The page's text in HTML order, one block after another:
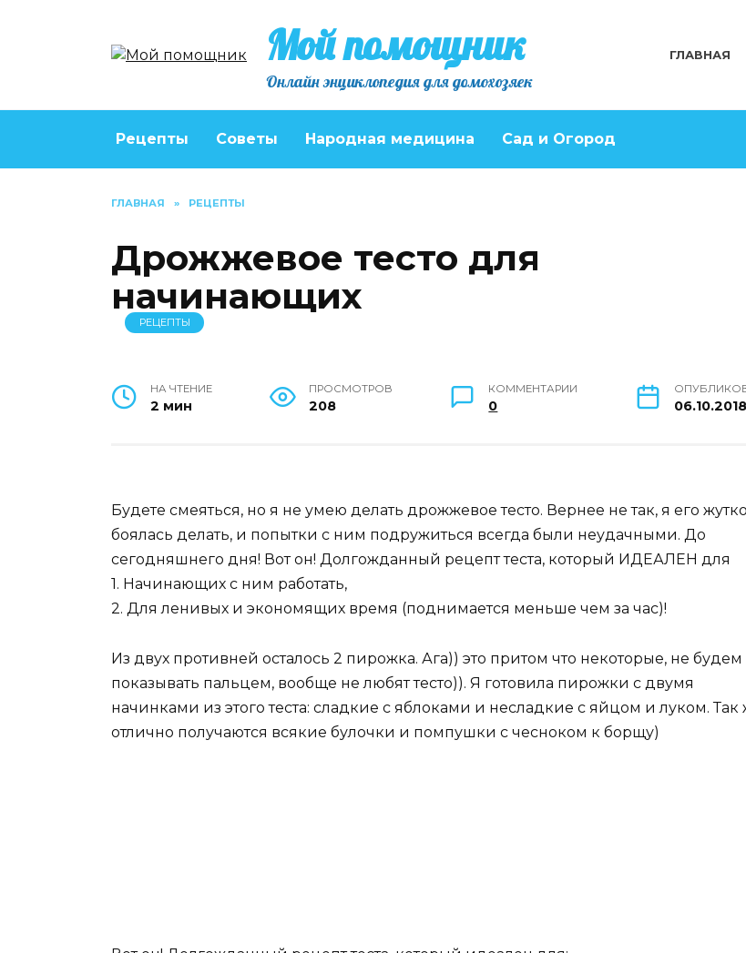
Мой помощник
Онлайн энциклопедия для домохозяек
ГЛАВНАЯ
Рецепты Советы Народная медицина Сад и Огород
ГЛАВНАЯ » РЕЦЕПТЫ
Дрожжевое тесто для
начинающих
РЕЦЕПТЫ
НА ЧТЕНИЕ
2 мин
ПРОСМОТРОВ
208
КОММЕНТАРИИ
0 06.10.2018
Будете смеяться, но я не умею делать дрожжевое тесто. Вернее не так, я его жутко
боялась делать, и попытки с ним подружиться всегда были неудачными. До
сегодняшнего дня! Вот он! Долгожданный рецепт теста, который ИДЕАЛЕН для
1. Начинающих с ним работать,
2. Для ленивых и экономящих время (поднимается меньше чем за час)!
Из двух противней осталось 2 пирожка. Ага)) это притом что некоторые, не будем
показывать пальцем, вообще не любят тесто)). Я готовила пирожки с двумя
начинками из этого теста: сладкие с яблоками и несладкие с яйцом и луком. Так
отлично получаются всякие булочки и помпушки с чесноком к борщу)